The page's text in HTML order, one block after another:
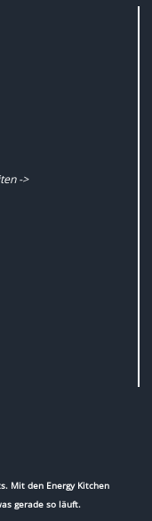
->
Mit den Energy Kitchen
gerade so läuft.